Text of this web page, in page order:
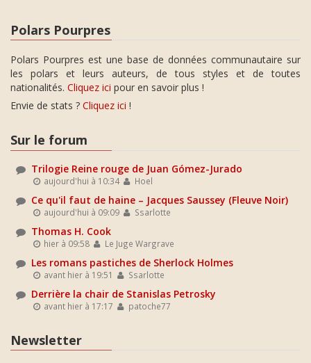
Polars Pourpres
Polars Pourpres est une base de données communautaire sur
les polars et leurs auteurs, de tous styles et de toutes
nationalités. Cliquez ici pour en savoir plus !
Envie de stats ? Cliquez ici !
Sur le forum
Trilogie Reine rouge de Juan Gómez-Jurado
aujourd'hui à 10:34 Hoel
Ce qu'il faut de haine – Jacques Saussey (Fleuve Noir)
aujourd'hui à 09:09 Ssarlotte
Thomas H. Cook
hier à 09:58 Le Juge Wargrave
Les romans pastiches de Sherlock Holmes
avant hier à 19:51 Ssarlotte
Derrière la chair de Stanislas Petrosky
avant hier à 17:17 patoche77
Newsletter